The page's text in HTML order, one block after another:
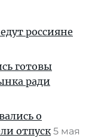
россияне
готовы
ради
о
отпуск 5 мая